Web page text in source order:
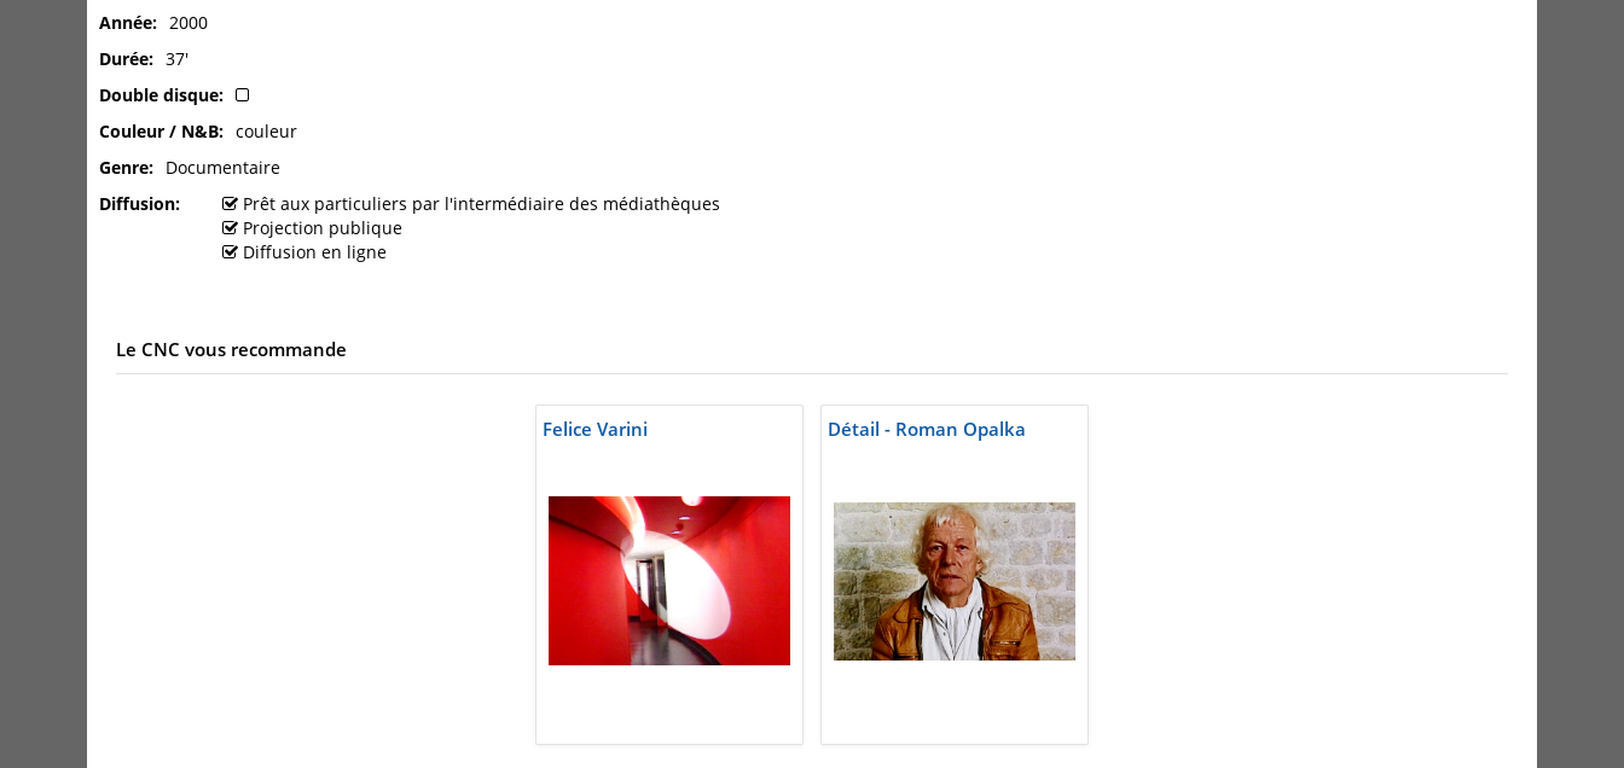
Année
2000
Durée
37'
Double disque
Couleur / N&B
couleur
Genre
Documentaire
Diffusion
Prêt aux particuliers par l'intermédiaire des médiathèques
Projection publique
Diffusion en ligne
Le CNC vous recommande
Felice Varini Détail - Roman Opalka